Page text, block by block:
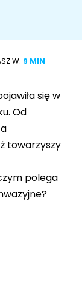
W: 9 MIN
się w
Od
towarzyszy
polega